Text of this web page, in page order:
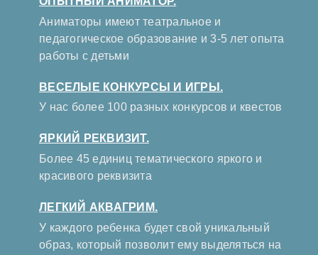
Аниматоры имеют театральное и
педагогическое образование и 3-5 лет опыта
работы с детьми
ВЕСЕЛЫЕ КОНКУРСЫ И ИГРЫ.
У нас более 100 разных конкурсов и квестов
ЯРКИЙ РЕКВИЗИТ.
Более 45 единиц тематического яркого и
красивого реквизита
ЛЕГКИЙ АКВАГРИМ.
У каждого ребенка будет свой уникальный
образ, который позволит ему выделяться на